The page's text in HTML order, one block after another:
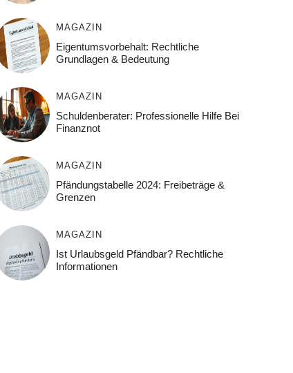
MAGAZIN
Eigentumsvorbehalt: Rechtliche
Grundlagen & Bedeutung
MAGAZIN
Schuldenberater: Professionelle Hilfe Bei
Finanznot
MAGAZIN
Pfändungstabelle 2024: Freibeträge &
Grenzen
MAGAZIN
Ist Urlaubsgeld Pfändbar? Rechtliche
Informationen